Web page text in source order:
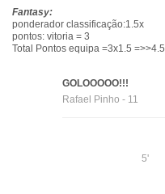
Fantasy:
ponderador classificação:1.5x
pontos: vitoria = 3
Total Pontos equipa =3x1.5 =>>4.5
GOLOOOOO!!!
Rafael Pinho - 11
5'